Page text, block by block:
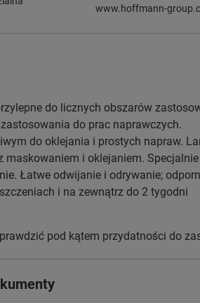
www.hoffmann-
do licznych obszarów
do prac naprawczych.
do oklejania i prostych napraw.
maskowaniem i oklejaniem.
Łatwe odwijanie i odrywanie;
i na zewnątrz do 2 tygodni
pod kątem przydatności do